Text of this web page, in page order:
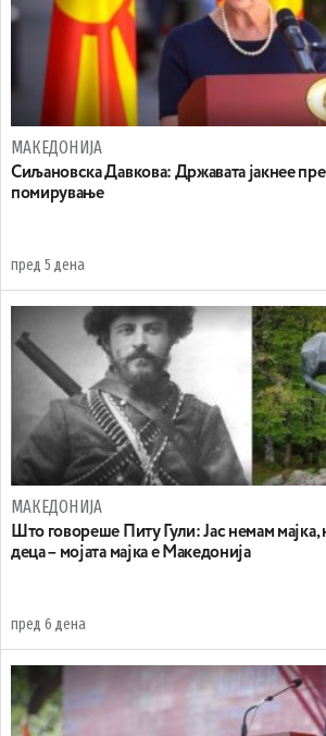
МАКЕДОНИЈА
Сиљановска Давкова: Државата јакнее
помирување
пред 5 дена
МАКЕДОНИЈА
Што говореше Питу Гули: Јас немам
деца – мојата мајка е Македонија
пред 6 дена